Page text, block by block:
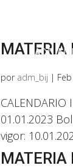
MATERIA
por adm_bij |
CALENDARIO
01.01.2023
vigor:
MATERIA